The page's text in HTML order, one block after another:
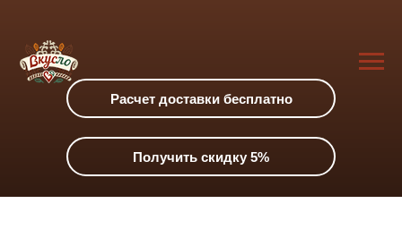
Получить скидку 5%
Расчет доставки бесплатно